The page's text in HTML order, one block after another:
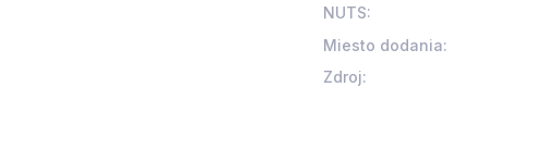
NUTS:
Miesto dodania:
Zdroj: